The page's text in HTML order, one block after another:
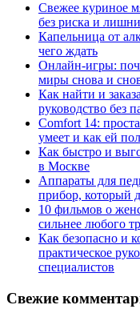
Свежее куриное
без риска и
Капельница от
чего ждать
Онлайн-игры:
миры снова и
Как найти и
руководство без
Comfort 14:
умеет и как ей
Как быстро и
в Москве
Аппараты для
прибор, который
10 фильмов о
сильнее любого
Как безопасно и
практическое
специалистов
Свежие